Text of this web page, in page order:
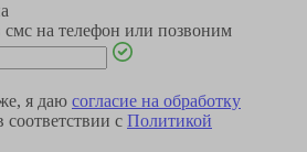
на телефон или позвоним
я даю согласие на обработку
соответствии с Политикой